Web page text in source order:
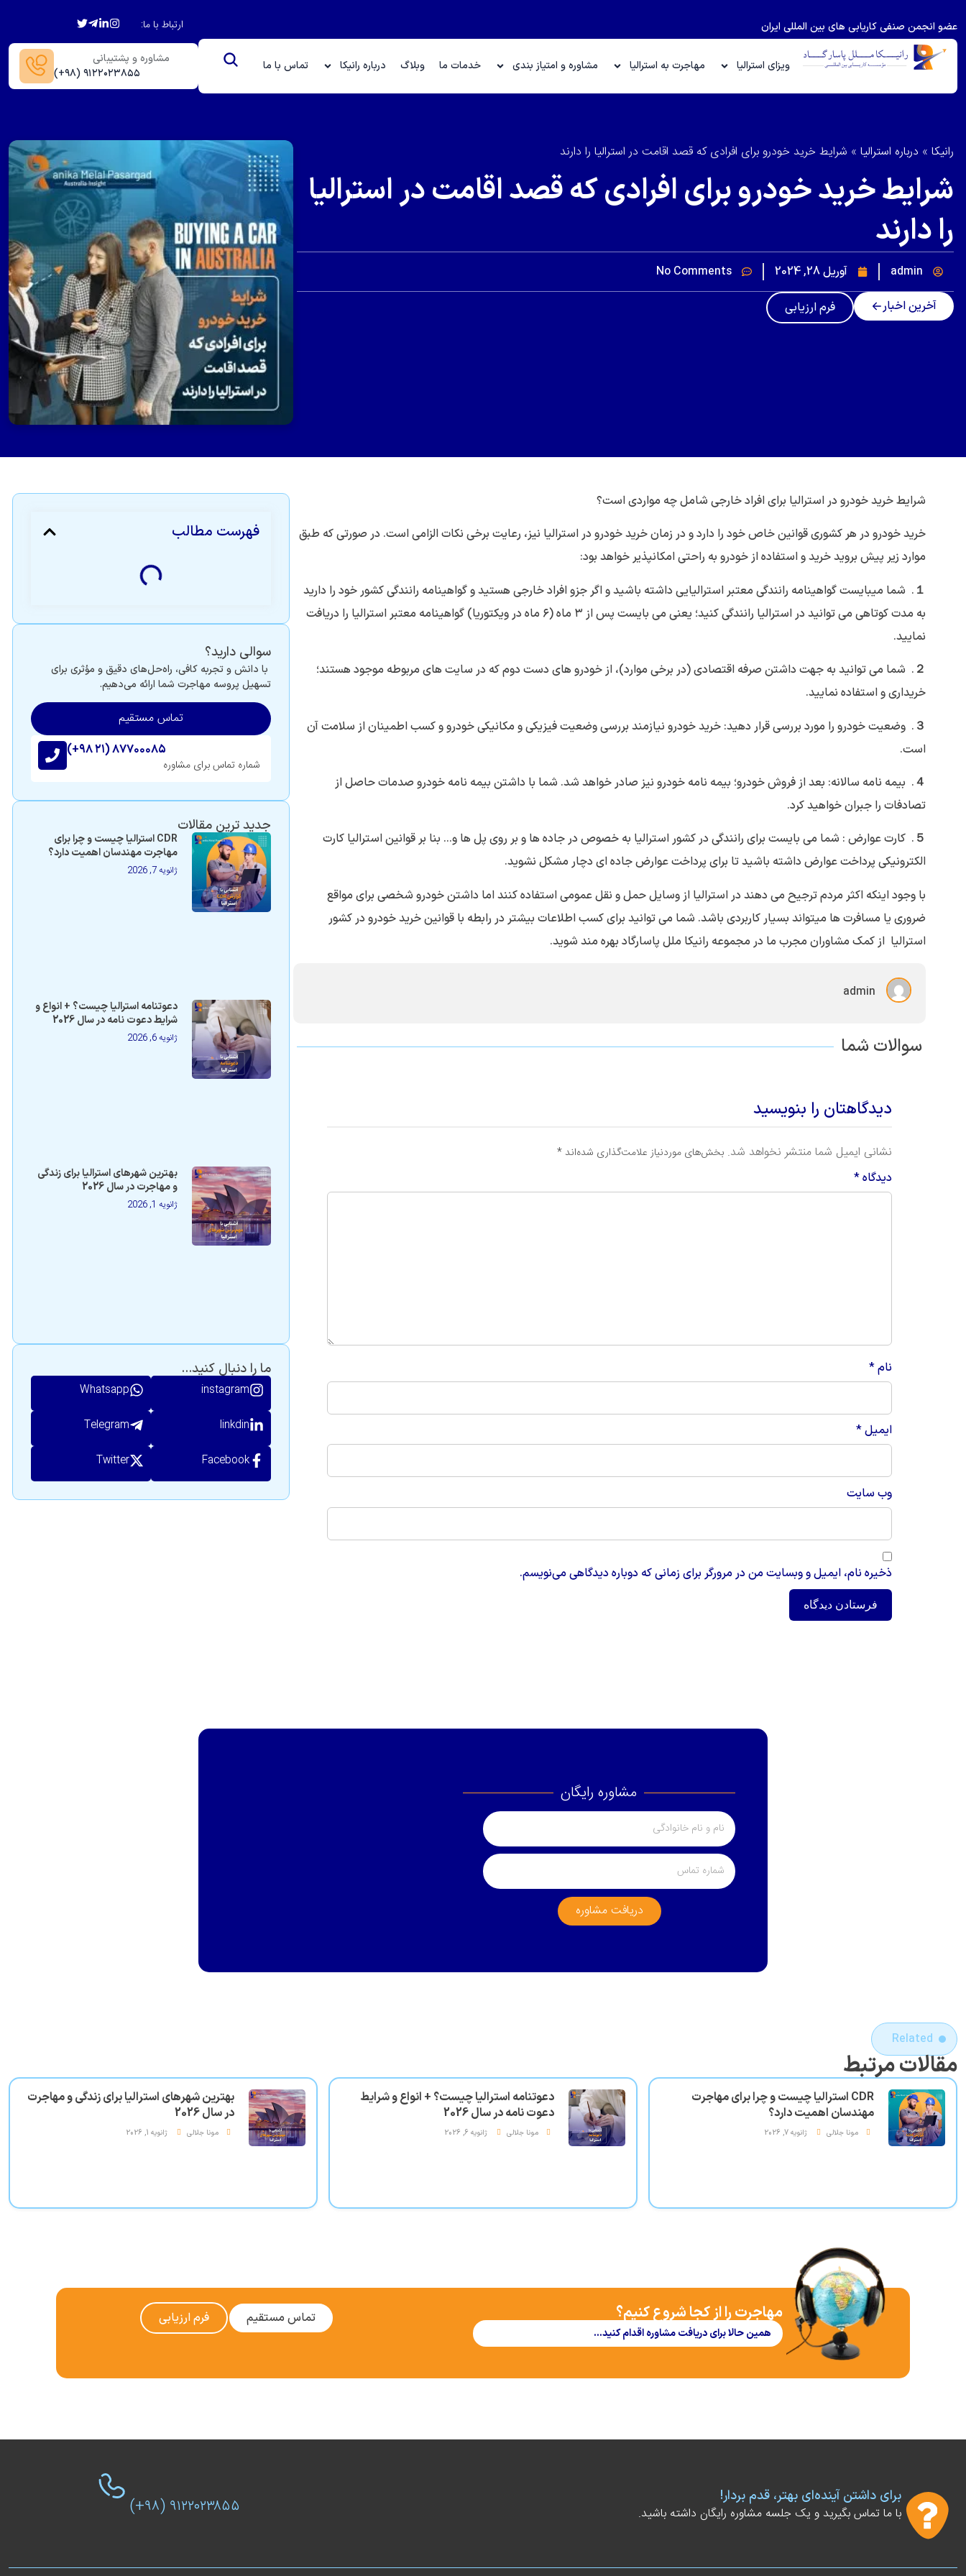
عضو انجمن صنفی کاریابی های بین المللی ایران ارتباط با ما:
ویزای استرالیا مهاجرت به استرالیا مشاوره و امتیاز بندی خدمات ما وبلاگ درباره رانیکا تماس با ما
مشاوره و پشتیبانی
(+۹۸) ۹۱۲۲۰۲۳۸۵۵
رانیکا » درباره استرالیا » شرایط خرید خودرو برای افرادی که قصد اقامت در استرالیا را دارند
شرایط خرید خودرو برای افرادی که قصد اقامت در استرالیا
را دارند
admin آوریل 28, 2024
No Comments
آخرین اخبار
فرم ارزیابی
فهرست مطالب
سوالی دارید؟
با دانش و تجربه کافی، راه‌حل‌های دقیق و مؤثری برای
تسهیل پروسه مهاجرت شما ارائه می‌دهیم.
تماس مستقیم
(+۹۸ ۲۱) ۸۷۷۰۰۰۸۵
شماره تماس برای مشاوره
جدید ترین مقالات
CDR استرالیا چیست و چرا برای
مهاجرت مهندسان اهمیت دارد؟
ژانویه 7, 2026
دعوتنامه استرالیا چیست؟ + انواع و
شرایط دعوت نامه در سال 2026
ژانویه 6, 2026
بهترین شهرهای استرالیا برای زندگی
و مهاجرت در سال 2026
ژانویه 1, 2026
ما را دنبال کنید...
instagram
Whatsapp
linkdin
Telegram
Facebook
Twitter
شرایط خرید خودرو در استرالیا برای افراد خارجی شامل چه مواردی است؟
خرید خودرو در هر کشوری قوانین خاص خود را دارد و در زمان خرید خودرو در استرالیا نیز، رعایت برخی نکات الزامی است. در صورتی که طبق
موارد زیر پیش بروید خرید و استفاده از خودرو به راحتی امکانپذیر خواهد بود:
１. شما میبایست گواهینامه رانندگی معتبر استرالیایی داشته باشید و اگر جزو افراد خارجی هستید و گواهینامه رانندگی کشور خود را دارید
به مدت کوتاهی می توانید در استرالیا رانندگی کنید؛ یعنی می بایست پس از ۳ ماه (۶ ماه در ویکتوریا) گواهینامه معتبر استرالیا را دریافت
نمایید.
２. شما می توانید به جهت داشتن صرفه اقتصادی (در برخی موارد)، از خودرو های دست دوم که در سایت های مربوطه موجود هستند؛
خریداری و استفاده نمایید.
３. وضعیت خودرو را مورد بررسی قرار دهید: خرید خودرو نیازمند بررسی وضعیت فیزیکی و مکانیکی خودرو و کسب اطمینان از سلامت آن
است.
４. بیمه نامه سالانه: بعد از فروش خودرو؛ بیمه نامه خودرو نیز صادر خواهد شد. شما با داشتن بیمه نامه خودرو صدمات حاصل از
تصادفات را جبران خواهید کرد.
５. کارت عوارض : شما می بایست برای رانندگی در کشور استرالیا به خصوص در جاده ها و بر روی پل ها و… بنا بر قوانین استرالیا کارت
الکترونیکی پرداخت عوارض داشته باشید تا برای پرداخت عوارض جاده ای دچار مشکل نشوید.
با وجود اینکه اکثر مردم ترجیح می دهند در استرالیا از وسایل حمل و نقل عمومی استفاده کنند اما داشتن خودرو شخصی برای مواقع
ضروری یا مسافرت ها میتواند بسیار کاربردی باشد. شما می توانید برای کسب اطلاعات بیشتر در رابطه با قوانین خرید خودرو در کشور
استرالیا از کمک مشاوران مجرب ما در مجموعه رانیکا ملل پاسارگاد بهره مند شوید.
admin
سوالات شما
دیدگاهتان را بنویسید
نشانی ایمیل شما منتشر نخواهد شد. بخش‌های موردنیاز علامت‌گذاری شده‌اند *
دیدگاه*
نام*
ایمیل*
وب‌ سایت
ذخیره نام، ایمیل و وبسایت من در مرورگر برای زمانی که دوباره دیدگاهی می‌نویسم.
مشاوره رایگان
دریافت مشاوره
Related
مقالات مرتبط
CDR استرالیا چیست و چرا برای مهاجرت
مهندسان اهمیت دارد؟
مونا جلالی ژانویه 7, 2026
دعوتنامه استرالیا چیست؟ + انواع و شرایط
دعوت نامه در سال 2026
مونا جلالی ژانویه 6, 2026
بهترین شهرهای استرالیا برای زندگی و مهاجرت
در سال 2026
مونا جلالی ژانویه 1, 2026
مهاجرت را از کجا شروع کنیم؟
همین حالا برای دریافت مشاوره اقدام کنید…
تماس مستقیم فرم ارزیابی
برای داشتن آینده‌ای بهتر، قدم بردار!
با ما تماس بگیرید و یک جلسه مشاوره رایگان داشته باشید.
(+۹۸) ۹۱۲۲۰۲۳۸۵۵